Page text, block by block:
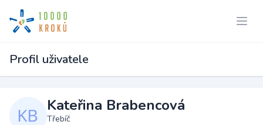
Profil uživatele
Kateřina Brabencová
Třebíč